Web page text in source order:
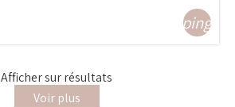
Affichersurrésultats
Voir plus